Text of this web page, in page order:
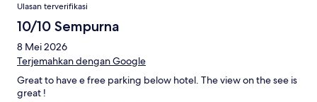
Ulasan terverifikasi
10/10 Sempurna
8 Mei 2026
Terjemahkan dengan Google
Great to have e free parking below hotel. The view on the see is
great !